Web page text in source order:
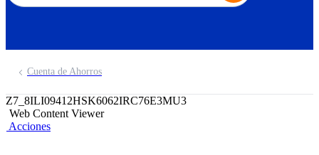
Cuenta de Ahorros
Z7_8ILI09412HSK6062IRC76E3MU3
Web Content Viewer
Acciones